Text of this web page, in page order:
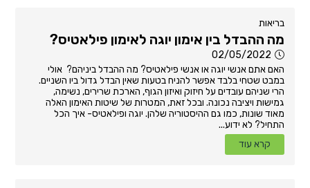
בריאות
מה ההבדל בין אימון יוגה לאימון פילאטיס?
02/05/2022
האם אתם אנשי יוגה או אנשי פילאטיס? מה ההבדל ביניהם? אולי
במבט שטחי בלבד אפשר להניח בטעות שאין הבדל גדול ביו השניים.
הרי שניהם עובדים על חיזוק ואיזון הגוף, הארכת שרירים, נשימה,
גמישות ויציבה נכונה. ובכל זאת, המטרות של שיטות האימון האלה
מאוד שונות, כמו גם ההיסטוריה שלהן. יוגה ופילאטיס- איך הכל
התחיל? לא ידוע...
קרא עוד